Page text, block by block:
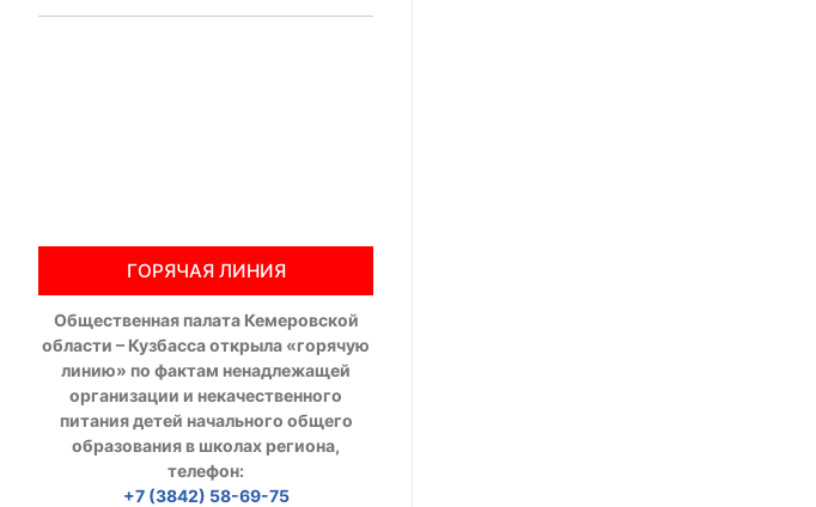
ГОРЯЧАЯ ЛИНИЯ
Общественная палата Кемеровской
области – Кузбасса открыла «горячую
линию» по фактам ненадлежащей
организации и некачественного
питания детей начального общего
образования в школах региона,
телефон:
+7 (3842) 58-69-75